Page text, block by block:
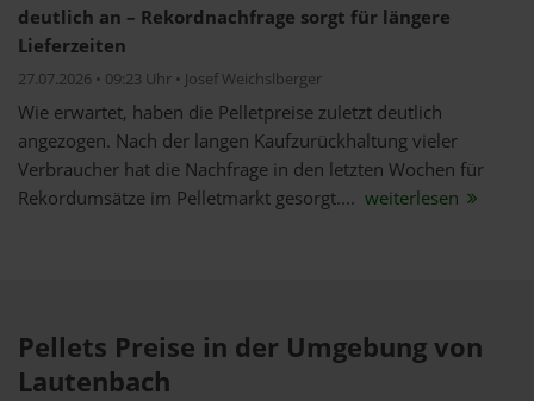
deutlich an – Rekordnachfrage sorgt für längere
Lieferzeiten
27.07.2026 • 09:23 Uhr • Josef Weichslberger
Wie erwartet, haben die Pelletpreise zuletzt deutlich
angezogen. Nach der langen Kaufzurückhaltung vieler
Verbraucher hat die Nachfrage in den letzten Wochen für
Rekordumsätze im Pelletmarkt gesorgt.... weiterlesen
Pellets Preise in der Umgebung von
Lautenbach